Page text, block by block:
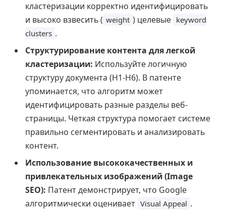
кластеризации корректно идентифицировать
и высоко взвесить ( weight ) целевые keyword
clusters .
Структурирование контента для легкой
кластеризации: Используйте логичную
структуру документа (H1-H6). В патенте
упоминается, что алгоритм может
идентифицировать разные разделы веб-
страницы. Четкая структура помогает системе
правильно сегментировать и анализировать
контент.
Использование высококачественных и
привлекательных изображений (Image
SEO): Патент демонстрирует, что Google
алгоритмически оценивает Visual Appeal .